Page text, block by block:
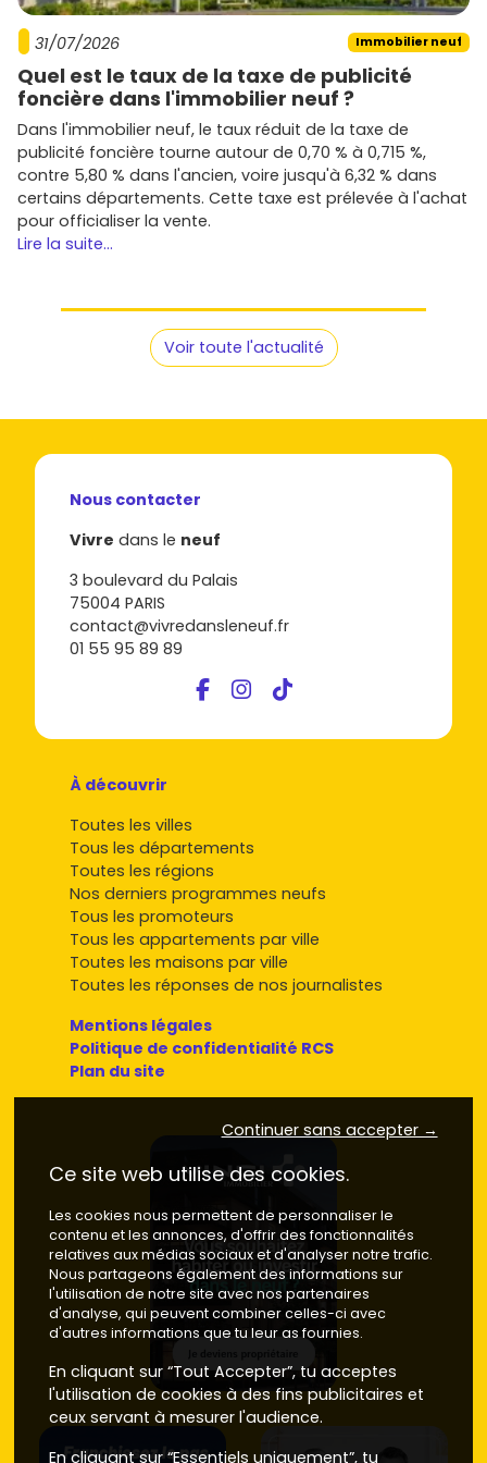
notice descriptive restent indispensables.
Conseils pratiques pour réussir ton
achat neuf à Champhol
Pour mener à bien ton projet immobilier à Champhol, voici
les points essentiels à vérifier :
Calibre ton budget : fais valider un financement
avec apport, taux et assurance. Anticipe les
notaire réduits
aidés, accession maîtrisée) et les éventuelscoups
de pouce locauxde l'agglomération.
Clarifie l'usage: résidence principale, investissement
Priorise l'emplacement: proximité bus, axes
réduite.
surface des pièces, hauteur sous plafond,
qu'un T2 plus grand mais mal agencé.
Projette-toi sur le long terme
délais de livraison, garanties et charges
prévisionnelles de copropriété.
Besoin de te faire une idée concrète des programmes,
? Parcours les annonces surVivre dans le neufet
promoteurs et les prestations pour avancer sereinement.
31/07/2026 Immobilier neuf
Quel est le taux de la taxe de publicité
foncière dans l'immobilier neuf ?
Dans l'immobilier neuf, le taux réduit de la taxe de
publicité foncière tourne autour de 0,70 % à 0,715 %,
contre 5,80 % dans l'ancien, voire jusqu'à 6,32 % dans
certains départements. Cette taxe est prélevée à l'achat
pour officialiser la vente.
Lire la suite...
Voir toute l'actualité
Nous contacter
Vivre dans le neuf
3 boulevard du Palais
75004 PARIS
contact@vivredansleneuf.fr
01 55 95 89 89
À découvrir
Toutes les villes
Tous les départements
Toutes les régions
Nos derniers programmes neufs
Tous les promoteurs
Tous les appartements par ville
Toutes les maisons par ville
Toutes les réponses de nos journalistes
Mentions légales
Politique de confidentialité RCS
Plan du site
Continuer sans accepter →
Ce site web utilise des cookies.
Les cookies nous permettent de personnaliser le
contenu et les annonces, d'offrir des fonctionnalités
relatives aux médias sociaux et d'analyser notre trafic.
Nous partageons également des informations sur
l'utilisation de notre site avec nos partenaires
d'analyse, qui peuvent combiner celles-ci avec
d'autres informations que tu leur as fournies.
En cliquant sur “Tout Accepter”, tu acceptes
l'utilisation de cookies à des fins publicitaires et
ceux servant à mesurer l'audience.
En cliquant sur “Essentiels uniquement”, tu